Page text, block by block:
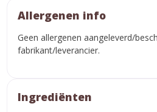
Allergenen info
Geen allergenen aangeleverd/
fabrikant/leverancier.
Ingrediënten